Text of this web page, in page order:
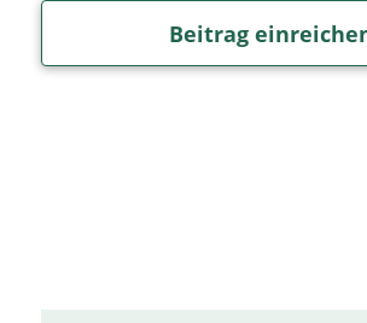
Beitrag